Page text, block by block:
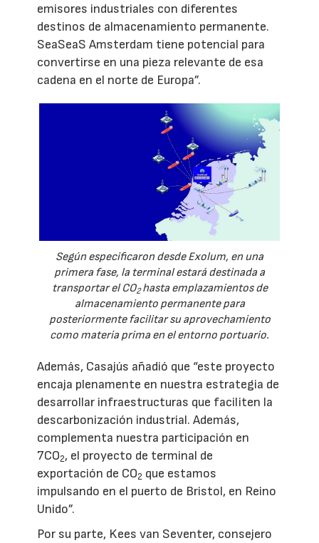
emisores industriales con diferentes
destinos de almacenamiento permanente.
SeaSeaS Amsterdam tiene potencial para
convertirse en una pieza relevante de esa
cadena en el norte de Europa”.
Según especificaron desde Exolum, en una
primera fase, la terminal estará destinada a
transportar el CO2hasta emplazamientos de
almacenamiento permanente para
posteriormente facilitar su aprovechamiento
como materia prima en el entorno portuario.
Además, Casajús añadió que “este proyecto
encaja plenamente en nuestra estrategia de
desarrollar infraestructuras que faciliten la
descarbonización industrial. Además,
complementa nuestra participación en
7CO2, el proyecto de terminal de
exportación de CO2 que estamos
impulsando en el puerto de Bristol, en Reino
Unido”.
Por su parte, Kees van Seventer, consejero